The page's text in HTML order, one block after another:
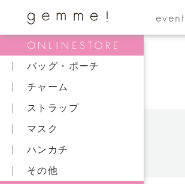
event
バッグ・ポーチ
チャーム
ストラップ
マスク
ハンカチ
その他